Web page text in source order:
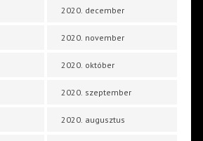
2020. december
2020. november
2020. október
2020. szeptember
2020. augusztus